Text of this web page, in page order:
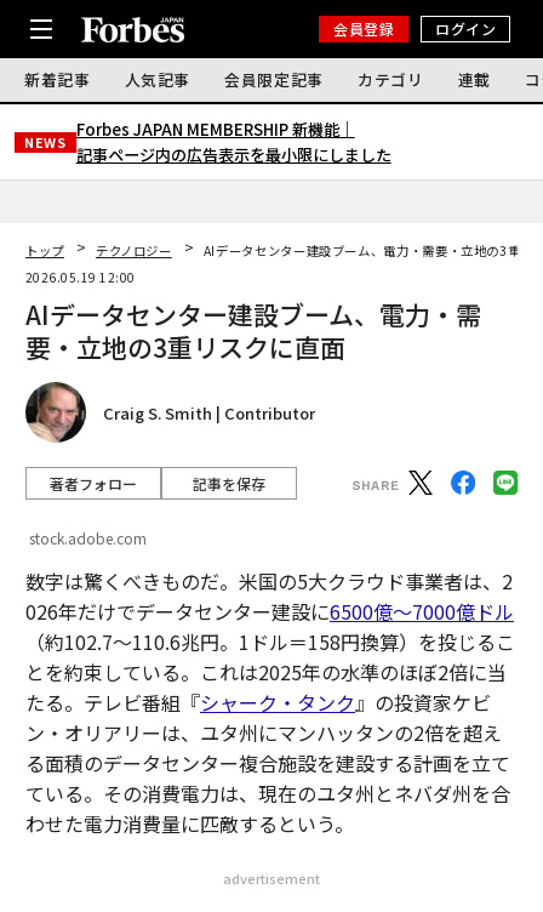
会員登録 ログイン
新着記事 人気記事 会員限定記事 カテゴリ 連載
NEWS
Forbes JAPAN MEMBERSHIP 新機能｜
記事ページ内の広告表示を最小限にしました
トップ テクノロジー
AIデータセンター建設ブーム、電力・需要・立地の3重リ
2026.05.19 12:00
AIデータセンター建設ブーム、電力・需
要・立地の3重リスクに直面
Craig S. Smith | Contributor
著者フォロー 記事を保存
stock.adobe.com
数字は驚くべきものだ。米国の5大クラウド事業者は、2
026年だけでデータセンター建設に6500億〜7000億ドル
（約102.7～110.6兆円。1ドル＝158円換算）を投じるこ
とを約束している。これは2025年の水準のほぼ2倍に当
たる。テレビ番組『シャーク・タンク』の投資家ケビ
ン・オリアリーは、ユタ州にマンハッタンの2倍を超え
る面積のデータセンター複合施設を建設する計画を立て
ている。その消費電力は、現在のユタ州とネバダ州を合
わせた電力消費量に匹敵するという。
advertisement